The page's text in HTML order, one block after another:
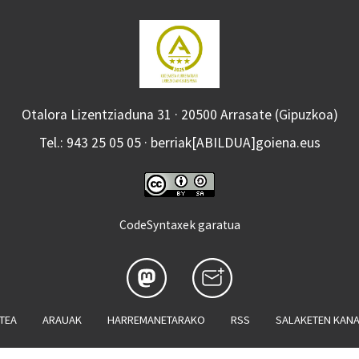
Otalora Lizentziaduna 31 · 20500 Arrasate (Gipuzkoa)
Tel.: 943 25 05 05 · berriak[ABILDUA]goiena.eus
CodeSyntaxek garatua
ARAUAK HARREMANETARAKO RSS SALAKETEN